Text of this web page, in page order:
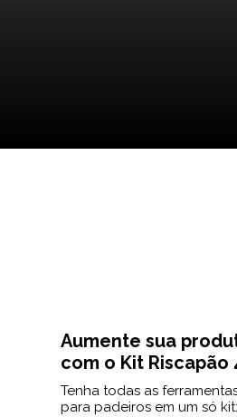
Aumente sua
com o Kit Riscapão
Tenha todas as
para padeiros em um só